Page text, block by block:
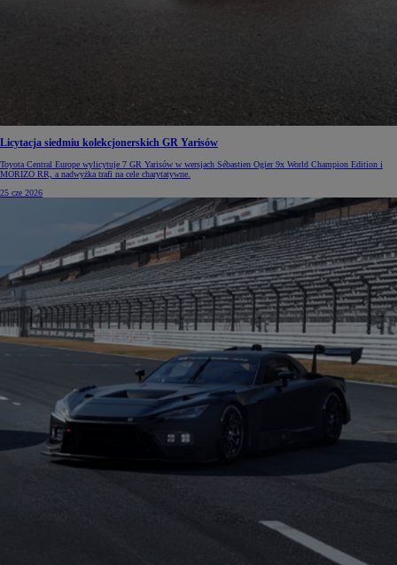
Licytacja siedmiu kolekcjonerskich GR Yarisów
Toyota Central Europe wylicytuje 7 GR Yarisów w wersjach Sébastien Ogier 9x World Champion Edition i
MORIZO RR, a nadwyżka trafi na cele charytatywne.
25 cze 2026